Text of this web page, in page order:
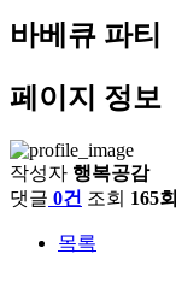
바베큐 파티
페이지 정보
작성자 행복공감
댓글 0건 조회 165회
목록